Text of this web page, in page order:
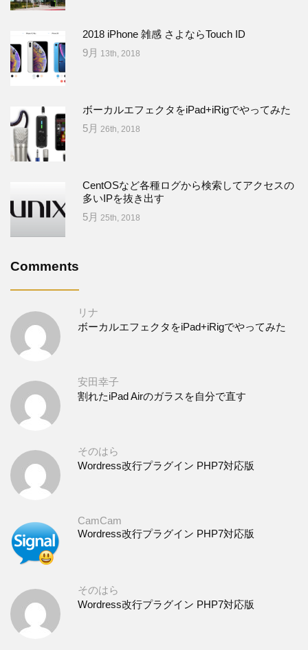
2018 iPhone 雑感 さよならTouch ID
9月 13th, 2018
ボーカルエフェクタをiPad+iRigでやってみた
5月 26th, 2018
CentOSなど各種ログから検索してアクセスの
多いIPを抜き出す
5月 25th, 2018
Comments
リナ
ボーカルエフェクタをiPad+iRigでやってみた
安田幸子
割れたiPad Airのガラスを自分で直す
そのはら
Wordress改行プラグイン PHP7対応版
CamCam
Wordress改行プラグイン PHP7対応版
そのはら
Wordress改行プラグイン PHP7対応版